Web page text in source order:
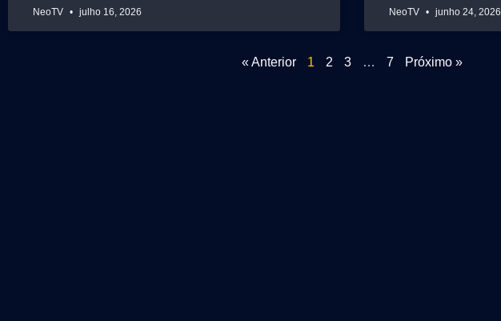
NeoTV julho 16, 2026 NeoTV junho 24, 2026
« Anterior 1 2 3 … 7 Próximo »